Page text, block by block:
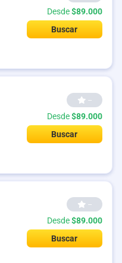
Desde$89.000
Buscar
--
Desde$89.000
Buscar
--
Desde$89.000
Buscar